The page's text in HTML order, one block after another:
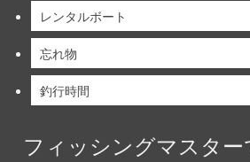
レンタルボート
忘れ物
釣行時間
フィッシングマスター